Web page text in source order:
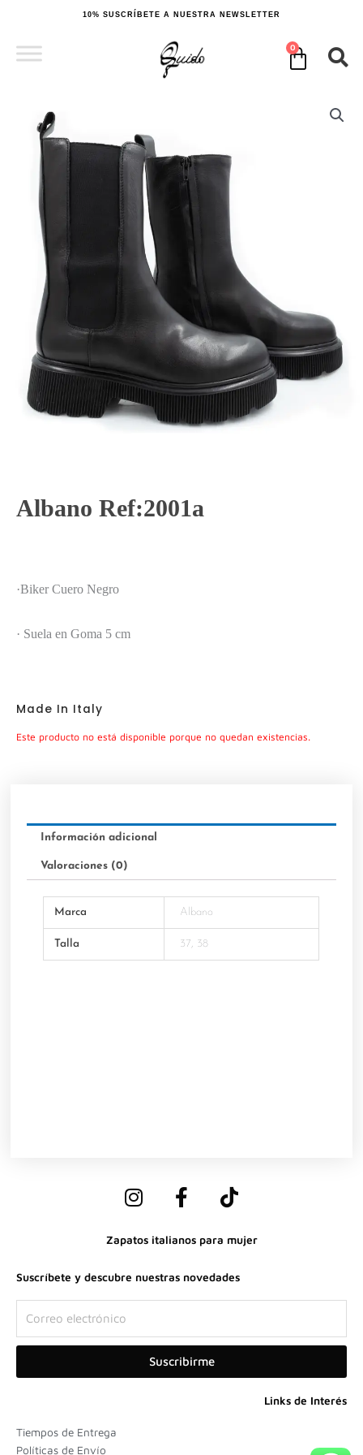
contenido
10% SUSCRÍBETE A NUESTRA NEWSLETTER
0
Cart
Albano Ref:2001a
·Biker Cuero Negro
· Suela en Goma 5 cm
Made In Italy
Este producto no está disponible porque no quedan existencias.
Información adicional
Valoraciones (0)
Marca Albano
Talla 37, 38
I
n
t
g
r
m
F
a
e
o
o
-
f
T
i
t
o
k
Zapatos italianos para mujer
Suscríbete y descubre nuestras novedades
electrónico
Suscribirme
Links de Interés
Tiempos de Entrega
Políticas de Envío